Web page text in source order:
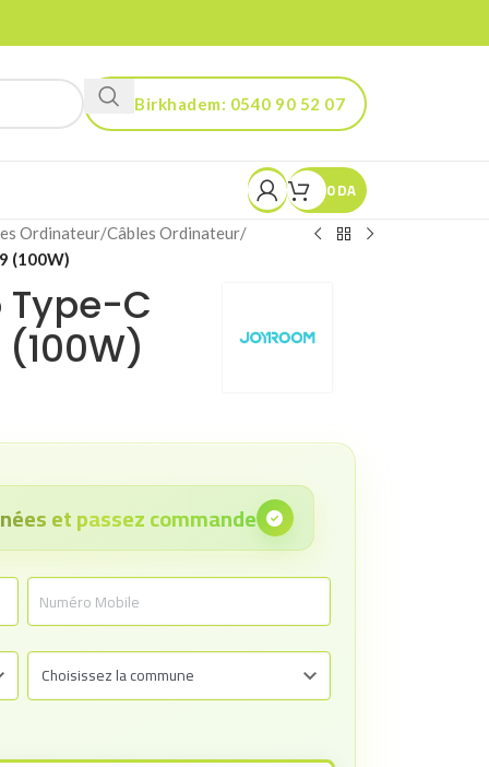
Birkhadem: 0540 90 52 07
Kouba: 0560 90 52 03
0DA
Ordinateur/Câbles Ordinateur/
(100W)
Type-C
(100W)
et passez commande